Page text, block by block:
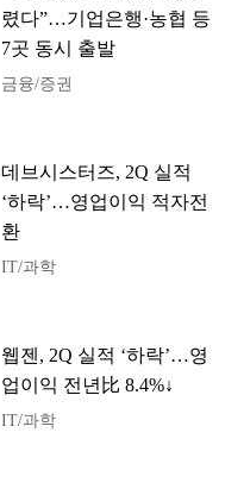
렸다”…기업은행·농협 등
7곳 동시 출발
금융/증권
데브시스터즈, 2Q 실적
‘하락’…영업이익 적자전
환
IT/과학
웹젠, 2Q 실적 ‘하락’…영
업이익 전년比 8.4%↓
IT/과학